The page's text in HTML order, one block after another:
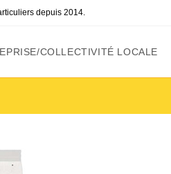
depuis 2014.
COLLECTIVITÉ LOCALE